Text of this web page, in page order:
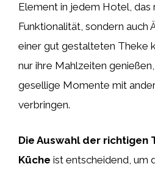
Element in jedem Hotel, das
Funktionalität, sondern auch
einer gut gestalteten Theke
nur ihre Mahlzeiten
gesellige Momente mit
verbringen.
Die Auswahl der richtigen
Küche ist entscheidend, um